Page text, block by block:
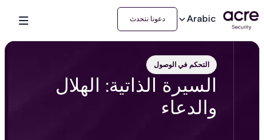
Arabic دعونا نتحدث
التحكم في الوصول
السيرة الذاتية: الهلال
والدعاء